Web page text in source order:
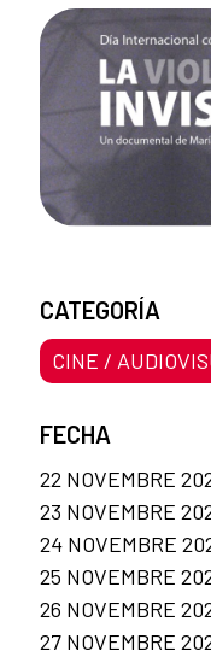
CATEGORÍA
CINE /
FECHA
22 NOVEMBRE
23 NOVEMBRE
24 NOVEMBRE
25 NOVEMBRE
26 NOVEMBRE
27 NOVEMBRE